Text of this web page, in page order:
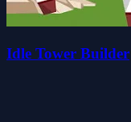
Idle Tower Builder